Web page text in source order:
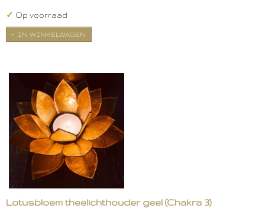
✓ Op voorraad
IN WINKELWAGEN
Lotusbloem theelichthouder geel (Chakra 3)